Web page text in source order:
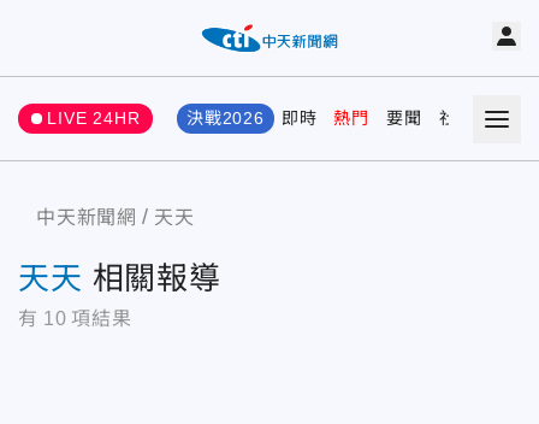
LIVE 24HR 決戰2026 即時 熱門 要聞 社會 娛樂
中天新聞網 天天
天天 相關報導
有 10 項結果